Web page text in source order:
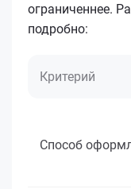
ограниченнее.
подробно:
Критерий
Способ